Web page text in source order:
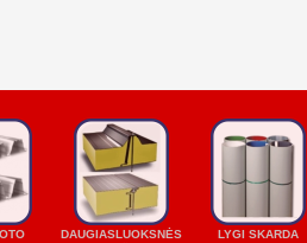
DAUGIASLUOKSNĖS
LYGI SKARDA